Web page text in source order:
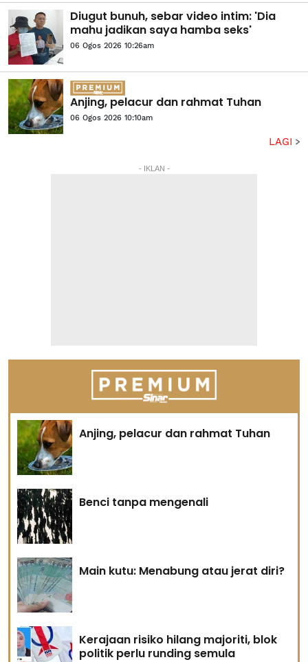
Diugut bunuh, sebar video intim: 'Dia
mahu jadikan saya hamba seks'
06 Ogos 2026 10:26am
Anjing, pelacur dan rahmat Tuhan
06 Ogos 2026 10:10am
LAGI
- IKLAN -
Anjing, pelacur dan rahmat Tuhan
Benci tanpa mengenali
Main kutu: Menabung atau jerat diri?
Kerajaan risiko hilang majoriti, blok
politik perlu runding semula